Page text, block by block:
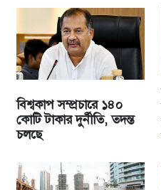
বিশ্বকাপ সম্প্রচারে ১৪০
কোটি টাকার দুর্নীতি, তদন্ত
চলছে